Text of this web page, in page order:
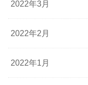
2022年3月
2022年2月
2022年1月